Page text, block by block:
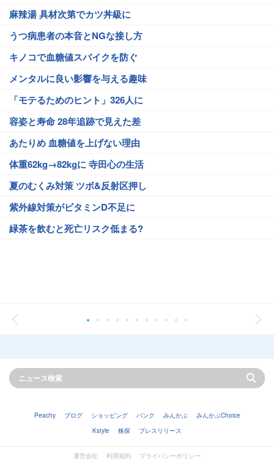
麻辣湯 具材次第でカツ丼級に
うつ病患者の本音とNGな接し方
キノコで血糖値スパイクを防ぐ
メンタルに良い影響を与える趣味
「モテるためのヒント」326人に
容姿と寿命 28年追跡で見えた差
あたりめ 血糖値を上げない理由
体重62kg→82kgに 寺田心の生活
夏のむくみ対策 ツボ&反射区押し
紫外線対策がビタミンD不足に
緑茶を飲むと死亡リスク低まる?
Peachy ブログ ショッピング バンク みんかぶ
みんかぶChoice
Kstyle
株探 プレスリリース
運営会社 利用規約 プライバシーポリシー